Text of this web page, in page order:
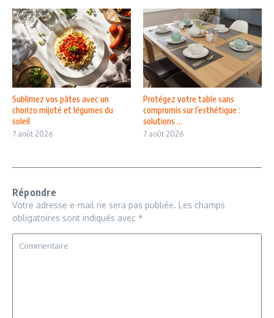
Sublimez vos pâtes avec un
chorizo mijoté et légumes du
soleil
7 août 2026
Protégez votre table sans
compromis sur l’esthétique :
solutions ...
7 août 2026
Répondre
Votre adresse e-mail ne sera pas publiée. Les champs
obligatoires sont indiqués avec *